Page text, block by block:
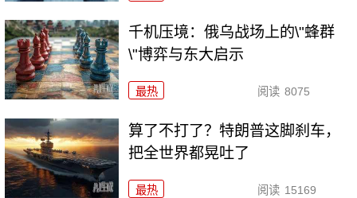
千机压境：俄乌战场上的\"蜂群
\"博弈与东大启示
最热 阅读 8075
算了不打了？特朗普这脚刹车，
把全世界都晃吐了
最热 阅读 15169